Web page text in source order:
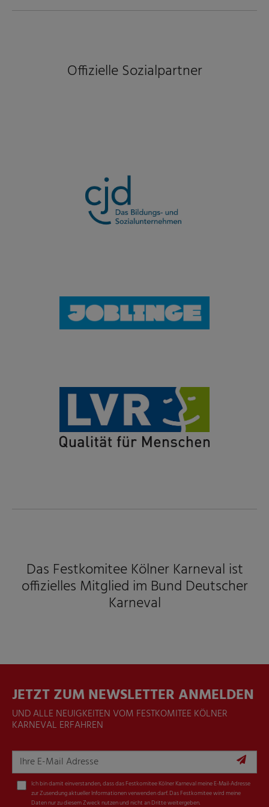
Offizielle Sozialpartner
Das Festkomitee Kölner Karneval ist
offizielles Mitglied im Bund Deutscher
Karneval
JETZT ZUM NEWSLETTER ANMELDEN
UND ALLE NEUIGKEITEN VOM FESTKOMITEE KÖLNER
KARNEVAL ERFAHREN
Ich bin damit einverstanden, dass das Festkomitee Kölner Karneval meine E-Mail-Adresse
zur Zusendung aktueller Informationen verwenden darf. Das Festkomitee wird meine
Daten nur zu diesem Zweck nutzen und nicht an Dritte weitergeben.